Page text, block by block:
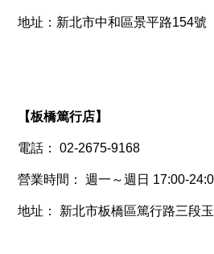
地址：新北市中和區景平路154號
【板橋篤行店】
電話： 02-2675-9168
營業時間： 週一～週日 17:00-
地址： 新北市板橋區篤行路三段